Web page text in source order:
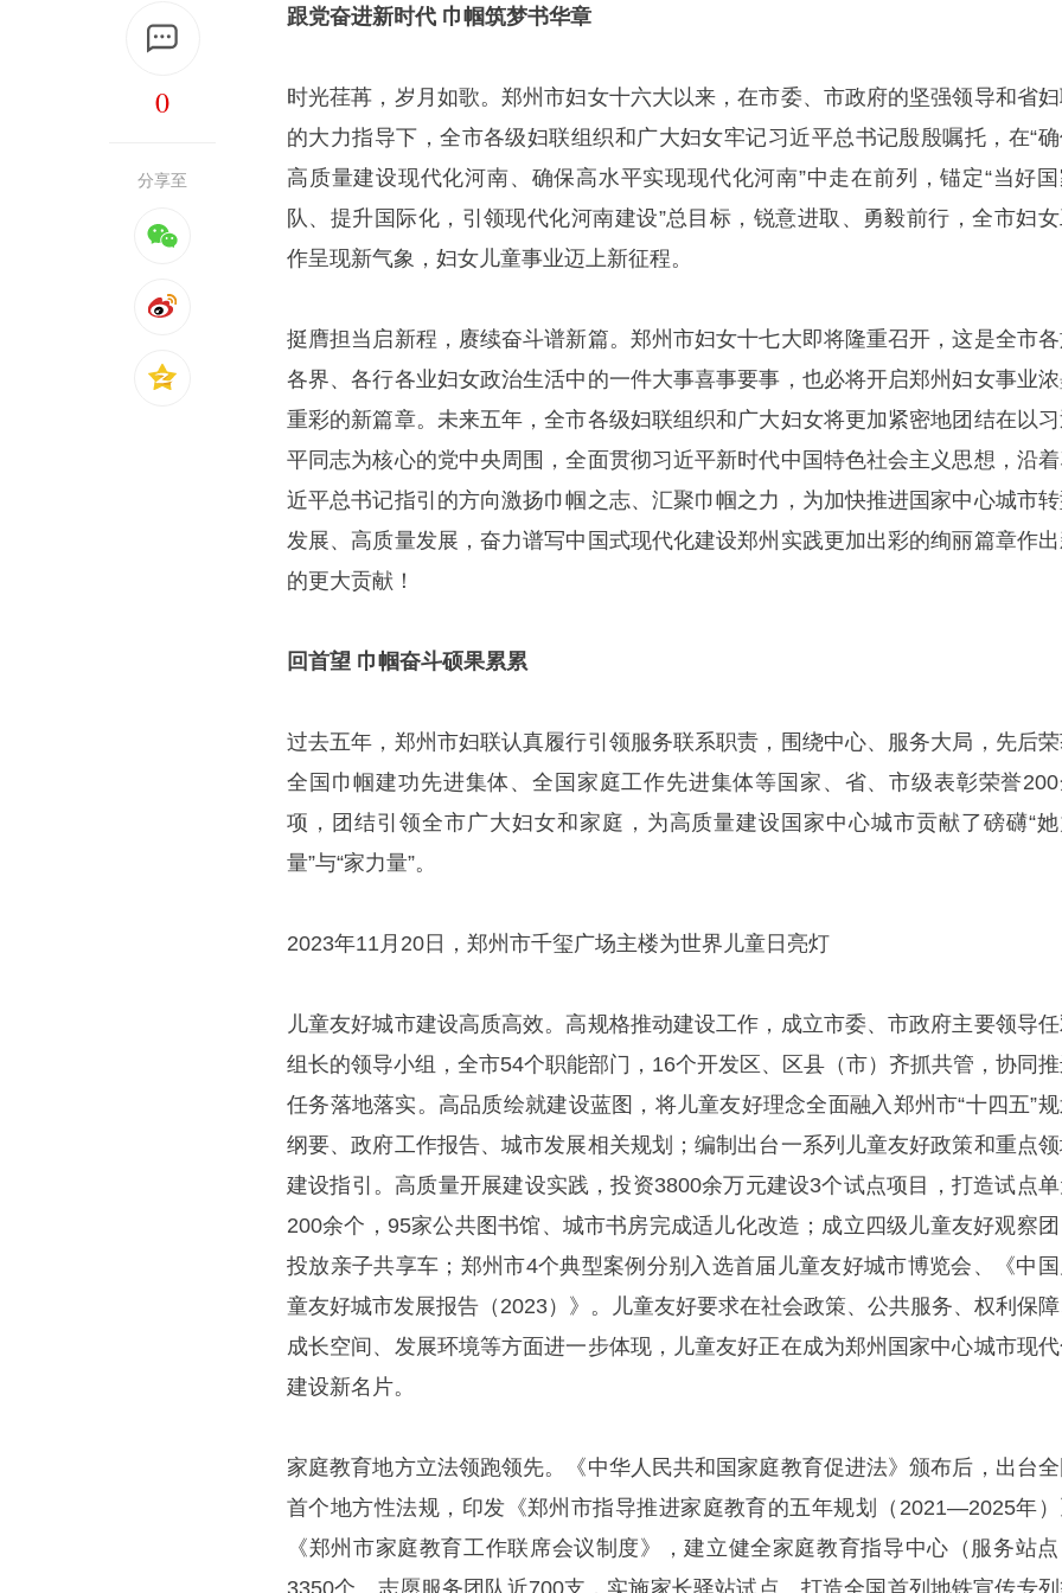
0
分享至
跟党奋进新时代 巾帼筑梦书华章
时光荏苒，岁月如歌。郑州市妇女十六大以来，在市委、市政府的坚强领导和省
的大力指导下，全市各级妇联组织和广大妇女牢记习近平总书记殷殷嘱托，在“
高质量建设现代化河南、确保高水平实现现代化河南”中走在前列，锚定“当好
队、提升国际化，引领现代化河南建设”总目标，锐意进取、勇毅前行，全市妇
作呈现新气象，妇女儿童事业迈上新征程。
挺膺担当启新程，赓续奋斗谱新篇。郑州市妇女十七大即将隆重召开，这是全市
各界、各行各业妇女政治生活中的一件大事喜事要事，也必将开启郑州妇女事业
重彩的新篇章。未来五年，全市各级妇联组织和广大妇女将更加紧密地团结在以
平同志为核心的党中央周围，全面贯彻习近平新时代中国特色社会主义思想，沿
近平总书记指引的方向激扬巾帼之志、汇聚巾帼之力，为加快推进国家中心城市
发展、高质量发展，奋力谱写中国式现代化建设郑州实践更加出彩的绚丽篇章作
的更大贡献！
回首望 巾帼奋斗硕果累累
过去五年，郑州市妇联认真履行引领服务联系职责，围绕中心、服务大局，先后
全国巾帼建功先进集体、全国家庭工作先进集体等国家、省、市级表彰荣誉
项，团结引领全市广大妇女和家庭，为高质量建设国家中心城市贡献了磅礴“
量”与“家力量”。
2023年11月20日，郑州市千玺广场主楼为世界儿童日亮灯
儿童友好城市建设高质高效。高规格推动建设工作，成立市委、市政府主要领导
组长的领导小组，全市54个职能部门，16个开发区、区县（市）齐抓共管，协同
任务落地落实。高品质绘就建设蓝图，将儿童友好理念全面融入郑州市“十四五”
纲要、政府工作报告、城市发展相关规划；编制出台一系列儿童友好政策和重点
建设指引。高质量开展建设实践，投资3800余万元建设3个试点项目，打造试点
200余个，95家公共图书馆、城市书房完成适儿化改造；成立四级儿童友好观察
投放亲子共享车；郑州市4个典型案例分别入选首届儿童友好城市博览会、《中
童友好城市发展报告（2023）》。儿童友好要求在社会政策、公共服务、权利保
成长空间、发展环境等方面进一步体现，儿童友好正在成为郑州国家中心城市现
建设新名片。
家庭教育地方立法领跑领先。《中华人民共和国家庭教育促进法》颁布后，出台
首个地方性法规，印发《郑州市指导推进家庭教育的五年规划（2021—2025年
《郑州市家庭教育工作联席会议制度》，建立健全家庭教育指导中心（服务站
3350个、志愿服务团队近700支，实施家长驿站试点、打造全国首列地铁宣传专